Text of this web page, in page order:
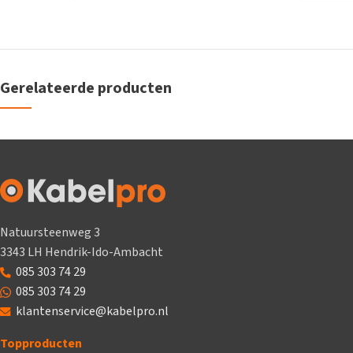
Gerelateerde producten
Natuursteenweg 3
3343 LH Hendrik-Ido-Ambacht
085 303 74 29
085 303 74 29
klantenservice@kabelpro.nl
Topproducten